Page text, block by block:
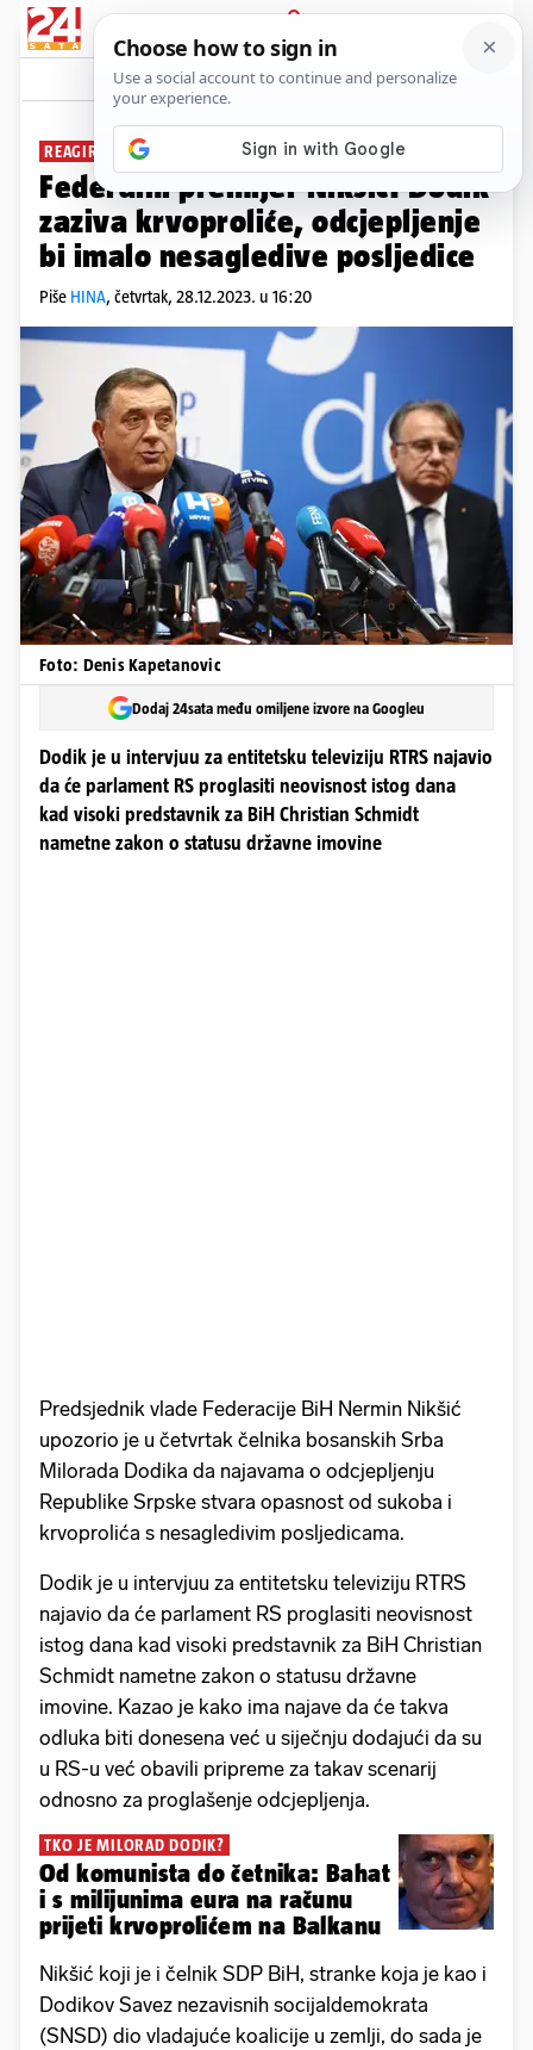
PRIJAVA
News Komentari
REAGIRAO NA IZJAVE
Federalni premijer Nikšić: Dodik
zaziva krvoproliće, odcjepljenje
bi imalo nesagledive posljedice
Piše HINA, četvrtak, 28.12.2023. u 16:20
Foto: Denis Kapetanovic
Dodaj 24sata među omiljene izvore na Googleu
Dodik je u intervjuu za entitetsku televiziju RTRS najavio
da će parlament RS proglasiti neovisnost istog dana
kad visoki predstavnik za BiH Christian Schmidt
nametne zakon o statusu državne imovine
Predsjednik vlade Federacije BiH Nermin Nikšić
upozorio je u četvrtak čelnika bosanskih Srba
Milorada Dodika da najavama o odcjepljenju
Republike Srpske stvara opasnost od sukoba i
krvoprolića s nesagledivim posljedicama.
Dodik je u intervjuu za entitetsku televiziju RTRS
najavio da će parlament RS proglasiti neovisnost
istog dana kad visoki predstavnik za BiH Christian
Schmidt nametne zakon o statusu državne
imovine. Kazao je kako ima najave da će takva
odluka biti donesena već u siječnju dodajući da su
u RS-u već obavili pripreme za takav scenarij
odnosno za proglašenje odcjepljenja.
TKO JE MILORAD DODIK?
Od komunista do četnika: Bahat
i s milijunima eura na računu
prijeti krvoprolićem na Balkanu
Nikšić koji je i čelnik SDP BiH, stranke koja je kao i
Dodikov Savez nezavisnih socijaldemokrata
(SNSD) dio vladajuće koalicije u zemlji, do sada je